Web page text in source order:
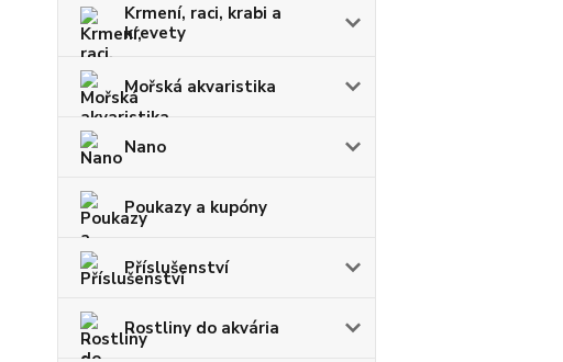
Krmení, raci, krabi a
krevety
Mořská akvaristika
Nano
Poukazy a kupóny
Příslušenství
Rostliny do akvária